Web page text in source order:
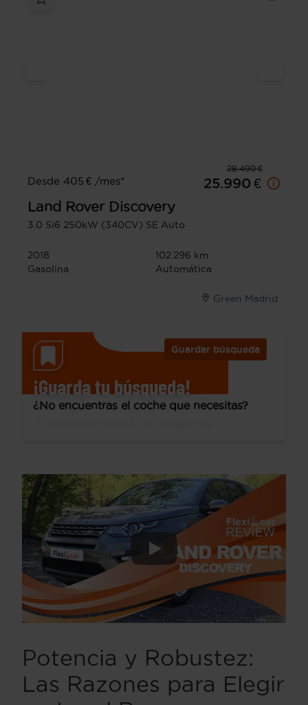
28.490 €
Desde 405 € /mes*
25.990 €
Land Rover Discovery
3.0 Si6 250kW (340CV) SE Auto
2018
102.296 km
Gasolina
Automática
Green Madrid
Guardar búsqueda
¡Guarda tu búsqueda!
¿No encuentras el coche que necesitas?
Potencia y Robustez:
Las Razones para Elegir